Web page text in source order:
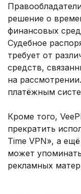
решение о
финансовых
Судебное
требует от
средств,
на
платёжным
Кроме того,
прекратить
Time VPN», а
может
рекламных